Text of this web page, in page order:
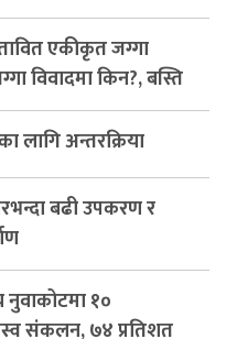
एकीकृत जग्गा
विवादमा किन?, बस्ति
विघटन हुने
लागि अन्तरक्रिया
बढी उपकरण र
नुवाकोटमा १०
संकलन, ७४ प्रतिशत